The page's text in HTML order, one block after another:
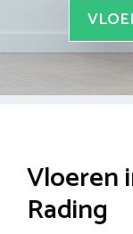
Vloeren
Rading